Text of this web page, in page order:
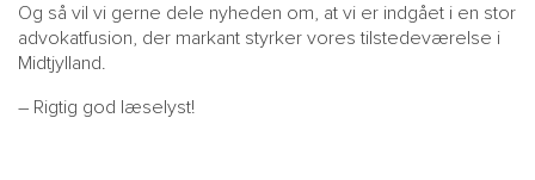
Og så vil vi gerne dele nyheden om, at vi er indgået i en stor
advokatfusion, der markant styrker vores tilstedeværelse i
Midtjylland.
– Rigtig god læselyst!